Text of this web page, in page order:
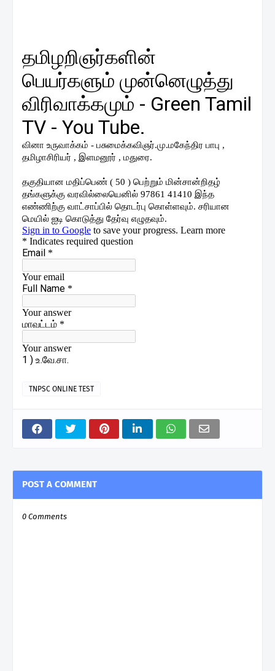
TNPSC ONLINE TEST
POST A COMMENT
0 Comments